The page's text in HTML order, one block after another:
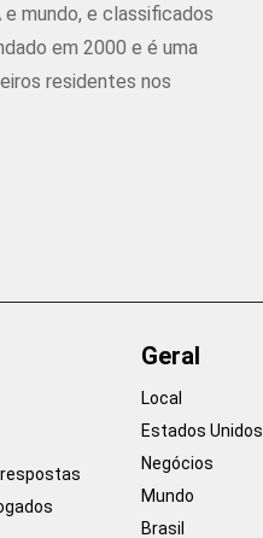
e mundo, e classificados
em 2000 e é uma
residentes nos
Geral
Local
Estados Unidos
Negócios
Mundo
Brasil